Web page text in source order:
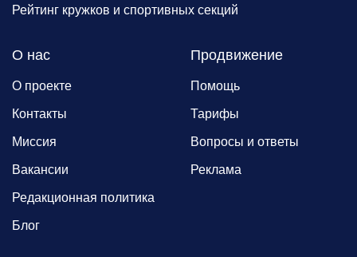
Рейтинг кружков и спортивных секций
О нас
О проекте
Контакты
Миссия
Вакансии
Редакционная политика
Блог
Продвижение
Помощь
Тарифы
Вопросы и ответы
Реклама